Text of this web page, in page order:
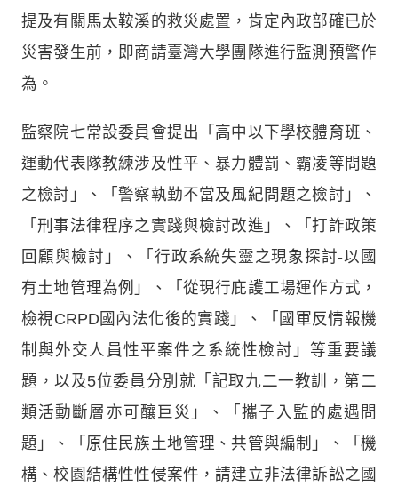
提及有關馬太鞍溪的救災處置，肯定內政部確已於
災害發生前，即商請臺灣大學團隊進行監測預警作
為。
監察院七常設委員會提出「高中以下學校體育班、
運動代表隊教練涉及性平、暴力體罰、霸凌等問題
之檢討」、「警察執勤不當及風紀問題之檢討」、
「刑事法律程序之實踐與檢討改進」、「打詐政策
回顧與檢討」、「行政系統失靈之現象探討-以國
有土地管理為例」、「從現行庇護工場運作方式，
檢視CRPD國內法化後的實踐」、「國軍反情報機
制與外交人員性平案件之系統性檢討」等重要議
題，以及5位委員分別就「記取九二一教訓，第二
類活動斷層亦可釀巨災」、「攜子入監的處遇問
題」、「原住民族土地管理、共管與編制」、「機
構、校園結構性性侵案件，請建立非法律訴訟之國